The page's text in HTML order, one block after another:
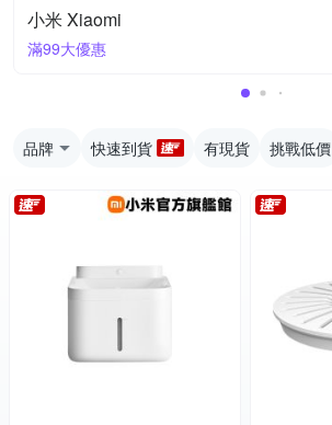
小米 Xiaomi
滿99大優惠
品牌 快速到貨 有現貨 挑戰低價